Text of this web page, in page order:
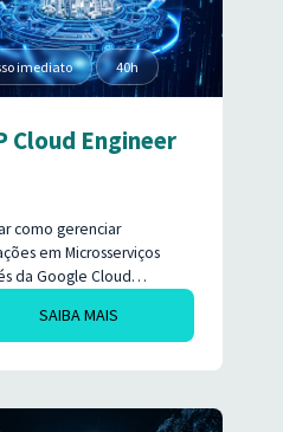
imediato 40h
Cloud Engineer
como gerenciar
em Microsserviços
da Google Cloud
Aprenda na prática
gerenciar Instâncias, IAM,
Shell, Datastore, Rede,
Auto Scaling,
App Engine, Cloud Run,
SAIBA MAIS